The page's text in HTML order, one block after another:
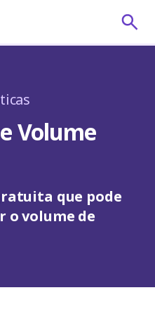
Volume
que pode
o volume de